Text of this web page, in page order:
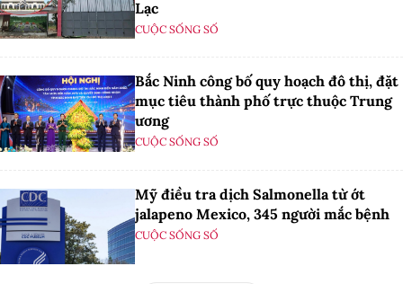
Lạc
CUỘC SỐNG SỐ
Bắc Ninh công bố quy hoạch đô thị, đặt
mục tiêu thành phố trực thuộc Trung
ương
CUỘC SỐNG SỐ
Mỹ điều tra dịch Salmonella từ ớt
jalapeno Mexico, 345 người mắc bệnh
CUỘC SỐNG SỐ